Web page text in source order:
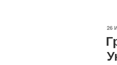
26